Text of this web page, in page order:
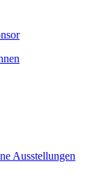
Ausstellungen